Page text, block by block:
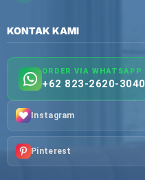
KONTAK KAMI
ORDER VIA WHATSAPP
+62 823-2620-3040
Instagram
Pinterest